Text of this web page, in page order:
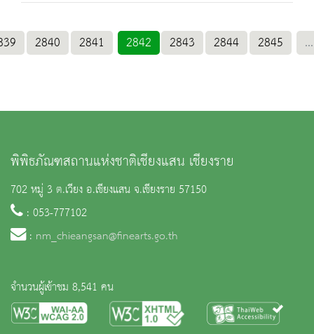
2840 2841 2842 2843 2844 2845 ...
พิพิธภัณฑสถานแห่งชาติเชียงแสน เชียงราย
702 หมู่ 3 ต.เวียง อ.เชียงแสน จ.เชียงราย 57150
: 053-777102
: nm_chieangsan@finearts.go.th
จำนวนผู้เข้าชม 8,541 คน